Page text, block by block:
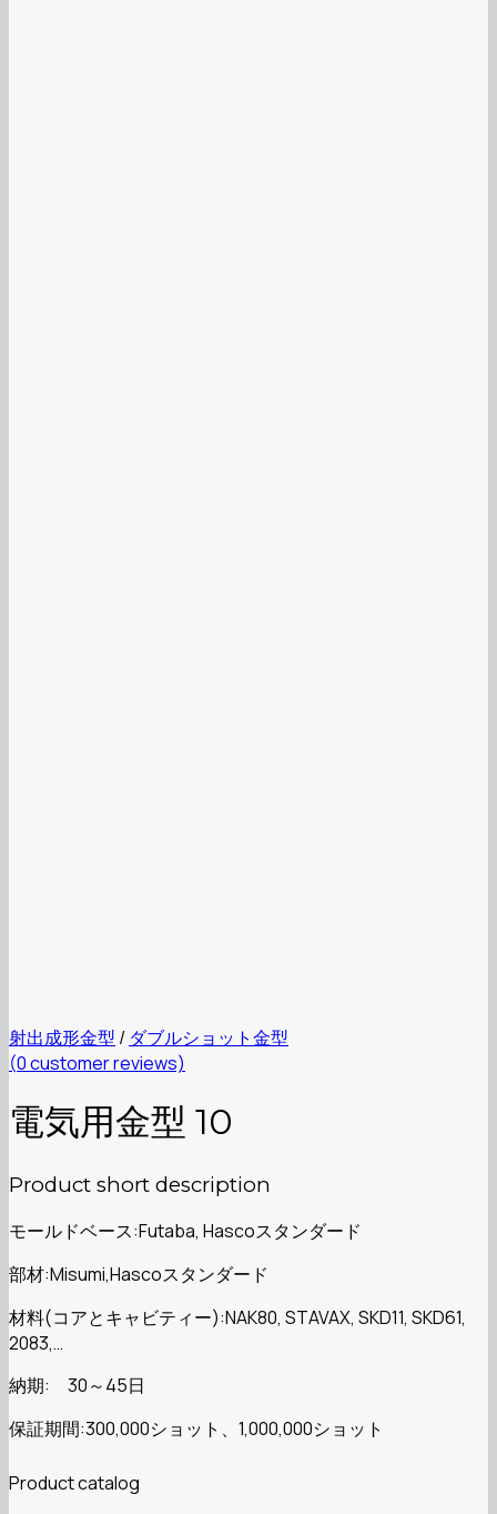
射出成形金型 / ダブルショット金型
(0customer reviews)
電気用金型 10
Product short description
モールドベース:Futaba, Hascoスタンダード
部材:Misumi,Hascoスタンダード
材料(コアとキャビティー):NAK80, STAVAX, SKD11, SKD61,
2083,…
納期: 30～45日
保証期間:300,000ショット、1,000,000ショット
Product catalog